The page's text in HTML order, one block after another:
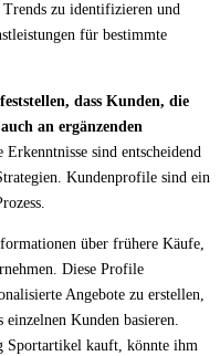
Trends zu identifizieren und
für bestimmte
dass Kunden, die
an ergänzenden
Erkenntnisse sind entscheidend
Kundenprofile sind ein
über frühere Käufe,
Diese Profile
Angebote zu erstellen,
einzelnen Kunden basieren.
Sportartikel kauft, könnte ihm